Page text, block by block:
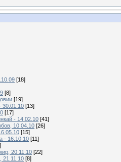
[18]
[8]
[19]
30.01.10 [13]
[17]
- 14.02.10 [41]
10.04.10 [26]
[15]
- 16.10.10 [11]
20.11.10 [22]
21.11.10 [8]